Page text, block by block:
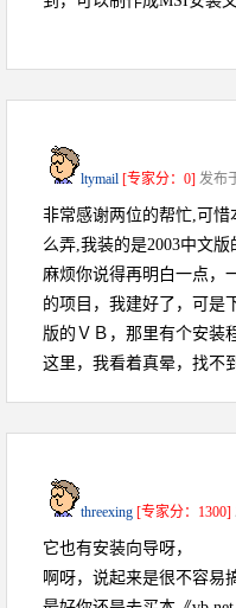
ltymail [专家分：0] 发布
非常感谢两位的帮忙,可
么弄,我装的是2003中文
麻烦你说得再明白一点，
的项目，我建好了，可是
版的ＶＢ，那里有个安装
这里，我看着真晕，找不
threexing [专家分：1300]
它也有安装向导呀，
啊呀，说起来是很不容易